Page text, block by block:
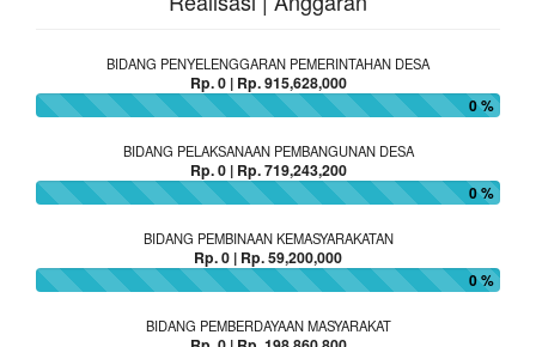
BIDANG PENYELENGGARAN PEMERINTAHAN DESA
Rp. 0 | Rp. 915,628,000
0 %
BIDANG PELAKSANAAN PEMBANGUNAN DESA
Rp. 0 | Rp. 719,243,200
0 %
BIDANG PEMBINAAN KEMASYARAKATAN
Rp. 0 | Rp. 59,200,000
0 %
BIDANG PEMBERDAYAAN MASYARAKAT